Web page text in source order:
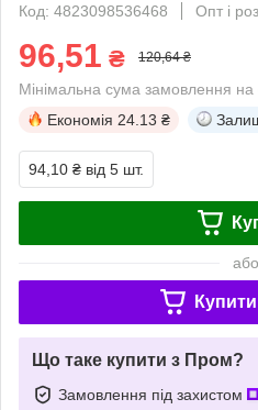
Код: 4823098536468
Опт і
96,51 ₴ 120,64 ₴
Мінімальна сума замовлення
Економія 24.13 ₴
94,10 ₴ від 5 шт.
або
Що таке купити з Пром?
Замовлення під захистом